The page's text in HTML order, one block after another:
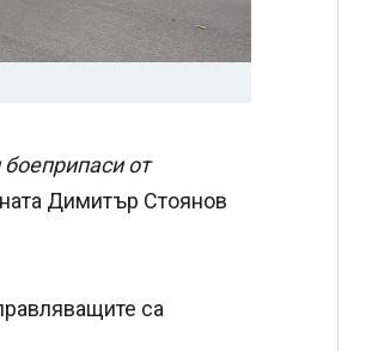
от
Димитър Стоянов
са